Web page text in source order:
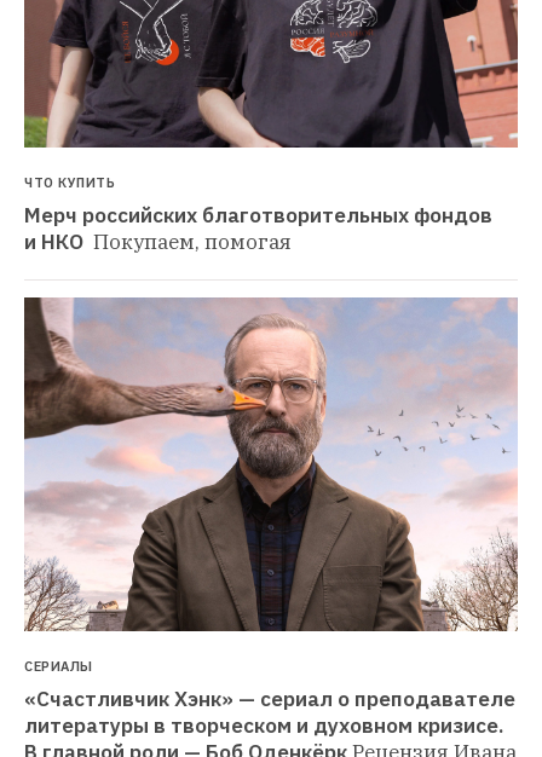
ЧТО КУПИТЬ
Мерч российских благотворительных фондов
и НКО Покупаем, помогая
СЕРИАЛЫ
«Счастливчик Хэнк» — сериал о преподавателе
литературы в творческом и духовном кризисе.